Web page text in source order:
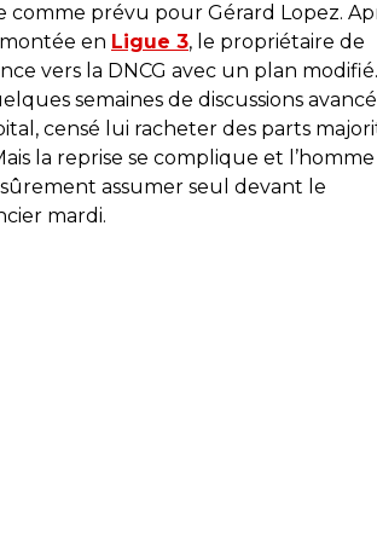
comme prévu pour Gérard Lopez.
en Ligue 3, le propriétaire de
vers la DNCG avec un plan
semaines de discussions
censé lui racheter des parts
la reprise se complique et l’homme
sûrement assumer seul devant le
mardi.